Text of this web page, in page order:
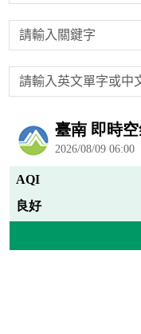
請輸入關鍵字
請輸入英文單字或中文